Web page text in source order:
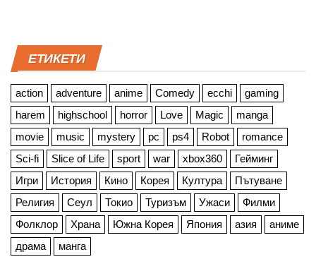
ЕТИКЕТИ
action adventure anime Comedy ecchi
gaming
harem
highschool horror Love Magic
manga
movie
music mystery pc ps4 Robot
romance
Sci-fi
Slice of Life sport war xbox360
Гейминг
Игри
История Кино Корея Култура
Пътуване
Религия
Сеул Токио Туризъм Ужаси
Филми
Фолклор
Храна Южна Корея Япония азия
аниме
драма
манга